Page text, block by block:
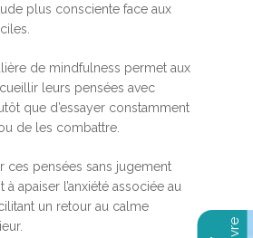
plus consciente face aux
de mindfulness permet aux
leurs pensées avec
que d’essayer constamment
de les combattre.
ces pensées sans jugement
apaiser l’anxiété associée au
un retour au calme